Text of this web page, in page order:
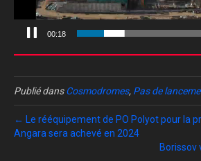
00:19
Publié dansCosmodromes, Pas de
← Le rééquipement de PO Polyot pour la
Angara sera achevé en 2024
Borissov